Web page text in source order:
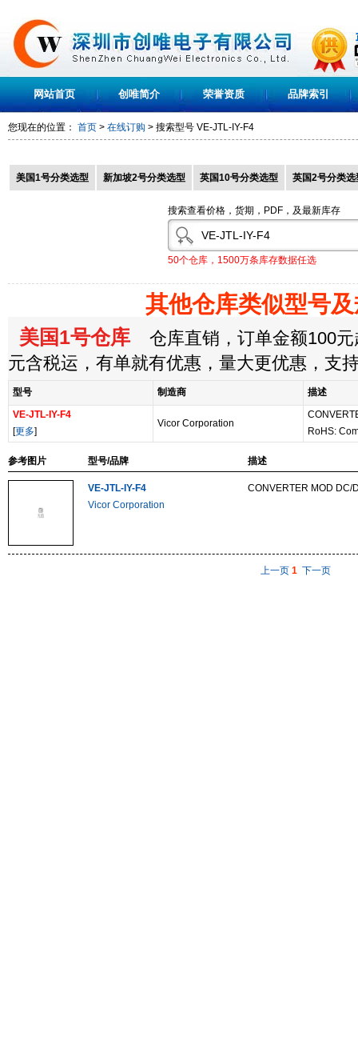
网站首页 创唯简介 荣誉资质 品牌索引
您现在的位置： 首页 > 在线订购 > 搜索型号 VE-JTL-IY-F4
美国1号分类选型 新加坡2号分类选型 英国10号分类选型 英国2号分类选
搜索查看价格，货期，PDF，及最新库存
50个仓库，1500万条库存数据任选
其他仓库类似型号
美国1号仓库 仓库直销，订单金额100元
元含税运，有单就有优惠，量大更优惠，支
型号 制造商
描述
VE-JTL-IY-F4
[更多]
Vicor Corporation
RoHS:
参考图片 型号/品牌 描述
VE-JTL-IY-F4
Vicor Corporation
CONVERTER MOD DC/
上一页 1 下一页